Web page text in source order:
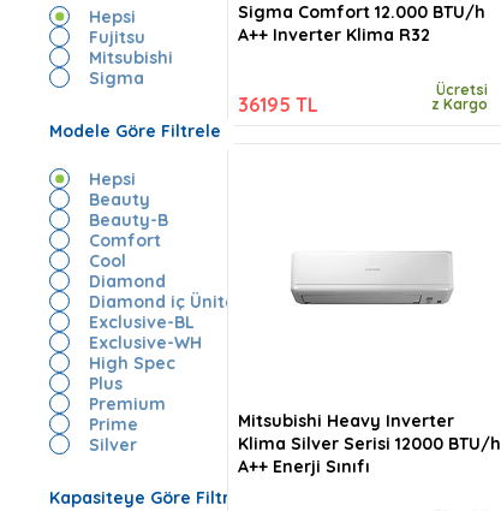
Hepsi
Fujitsu
Mitsubishi
Sigma
Modele Göre Filtrele
Hepsi
Beauty
Beauty-B
Comfort
Cool
Diamond
Diamond iç Ünite
Exclusive-BL
Exclusive-WH
High Spec
Plus
Premium
Prime
Silver
Kapasiteye Göre Filtrele
Sigma Comfort 12.000 BTU/h
A++ Inverter Klima R32
36195 TL
Ücretsi
z Kargo
Mitsubishi Heavy Inverter
Klima Silver Serisi 12000 BTU/h
A++ Enerji Sınıfı